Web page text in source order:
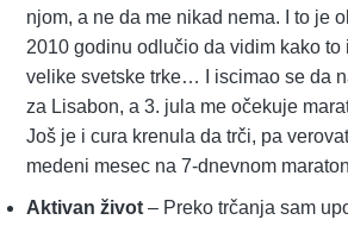
njom, a ne da me nikad nema. I to je
2010 godinu odlučio da vidim kako to
velike svetske trke… I iscimao se da
za Lisabon, a 3. jula me očekuje
Još je i cura krenula da trči, pa
medeni mesec na 7-dnevnom
Aktivan život – Preko trčanja sam